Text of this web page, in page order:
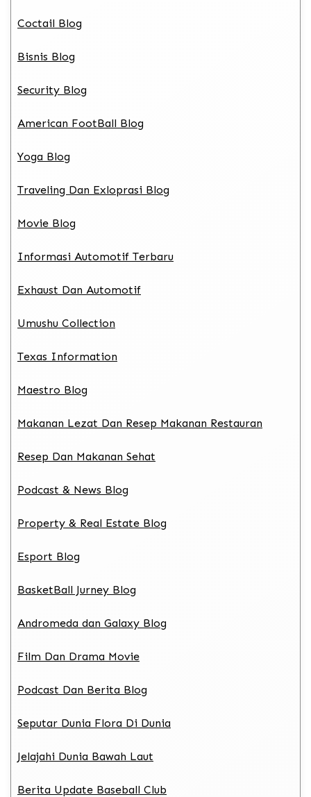
Coctail Blog
Bisnis Blog
Security Blog
American FootBall Blog
Yoga Blog
Traveling Dan Exloprasi Blog
Movie Blog
Informasi Automotif Terbaru
Exhaust Dan Automotif
Umushu Collection
Texas Information
Maestro Blog
Makanan Lezat Dan Resep Makanan Restauran
Resep Dan Makanan Sehat
Podcast & News Blog
Property & Real Estate Blog
Esport Blog
BasketBall Jurney Blog
Andromeda dan Galaxy Blog
Film Dan Drama Movie
Podcast Dan Berita Blog
Seputar Dunia Flora Di Dunia
Jelajahi Dunia Bawah Laut
Berita Update Baseball Club